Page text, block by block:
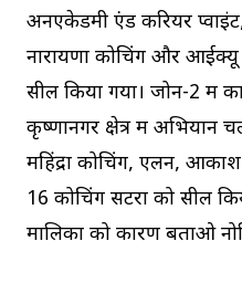
अनएकेडमी एंड करियर
नारायणा कोचिंग और
सील किया गया। जोन-2 में
कृष्णानगर क्षेत्र में अभियान
महिंद्रा कोचिंग, एलन,
16 कोचिंग सेंटरों को सील
मालिकों को कारण बताओ